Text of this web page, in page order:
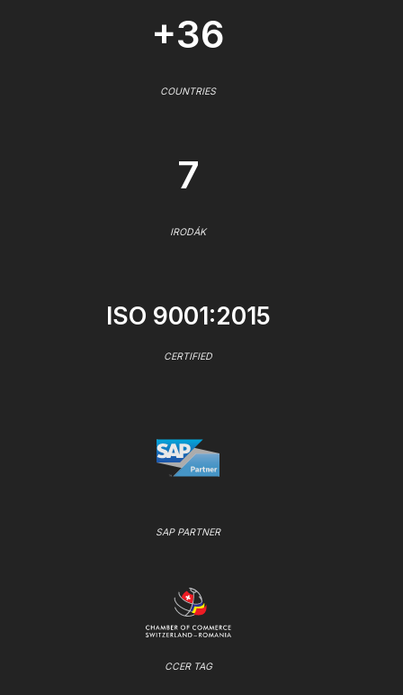
+36
COUNTRIES
7
IRODÁK
ISO 9001:2015
CERTIFIED
SAP PARTNER
CCER TAG